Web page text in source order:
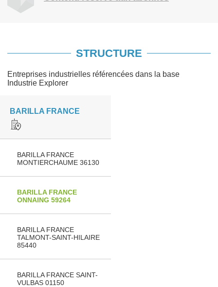
STRUCTURE
Entreprises industrielles référencées dans la base
Industrie Explorer
BARILLA FRANCE
BARILLA FRANCE
MONTIERCHAUME 36130
BARILLA FRANCE
ONNAING 59264
BARILLA FRANCE
TALMONT-SAINT-HILAIRE
85440
BARILLA FRANCE SAINT-
VULBAS 01150